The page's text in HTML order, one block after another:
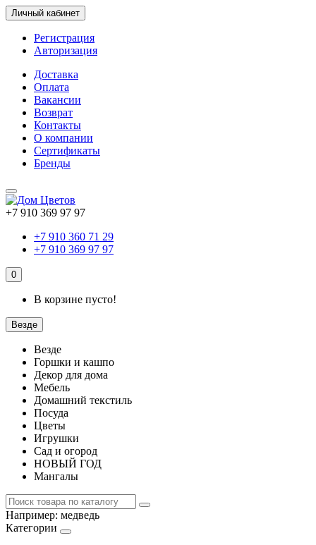
Личный кабинет
Регистрация
Авторизация
Доставка
Оплата
Вакансии
Возврат
Контакты
О компании
Сертификаты
Бренды
+7 910 369 97 97
+7 910 360 71 29
+7 910 369 97 97
0
В корзине пусто!
Везде
Везде
Горшки и кашпо
Декор для дома
Мебель
Домашний текстиль
Посуда
Цветы
Игрушки
Сад и огород
НОВЫЙ ГОД
Мангалы
Например: медведь
Категории